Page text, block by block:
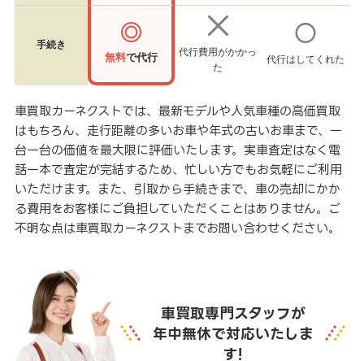
手続き
無料で代行
代行費用がかかっ
た
代行はしてくれた
車買取カーネクストでは、最新モデルや人気車種の高価買取
はもちろん、走行距離の多いお車や年式の古いお車まで、一
台一台の価値を最大限に評価いたします。実車査定はなく電
話一本で査定が完結するため、忙しい方でもお気軽にご利用
いただけます。また、引取から手続きまで、車の売却にかか
る費用をお客様にご負担していただくことはありません。ご
不明な点は車買取カーネクストまでお問い合わせください。
車買取専門スタッフが
年中無休で対応いたしま
す!